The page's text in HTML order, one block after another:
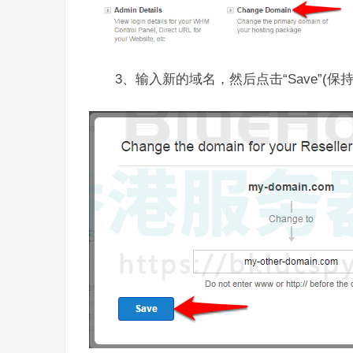
3、输入新的域名，然后点击“Save”(保